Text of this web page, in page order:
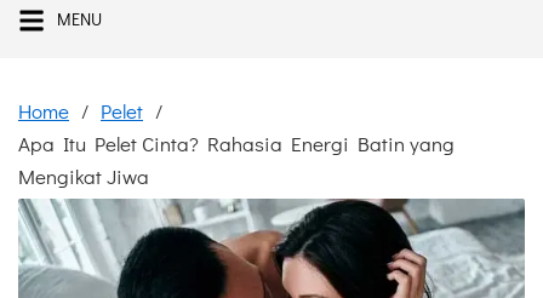
MENU
Home
Pelet
Apa Itu Pelet Cinta? Rahasia Energi Batin yang
Mengikat Jiwa